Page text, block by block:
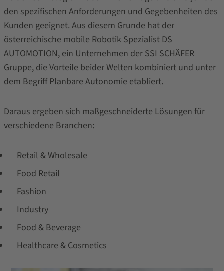
den spezifischen Anforderungen und Gegebenheiten des
Kunden geeignet. Aus diesem Grunde hat der
österreichische mobile Robotik Spezialist DS
AUTOMOTION, ein Unternehmen der SSI SCHÄFER
Gruppe, die Vorteile beider Welten kombiniert und unter
dem Begriff Planbare Autonomie etabliert.
Daraus ergeben sich maßgeschneiderte Lösungen für
verschiedene Branchen:
Retail & Wholesale
Food Retail
Fashion
Industry
Food & Beverage
Healthcare & Cosmetics